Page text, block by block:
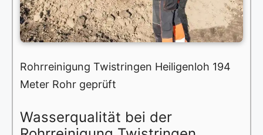
Rohrreinigung Twistringen Heiligenloh 194
Meter Rohr geprüft
Wasserqualität bei der